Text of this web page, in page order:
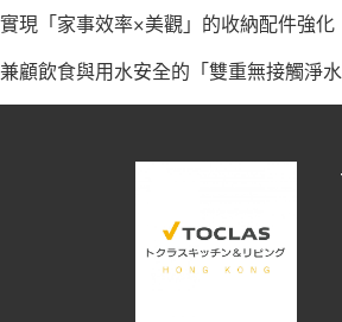
實現「家事效率×美觀」的收納配件強化
兼顧飲食與用水安全的「雙重無接觸淨